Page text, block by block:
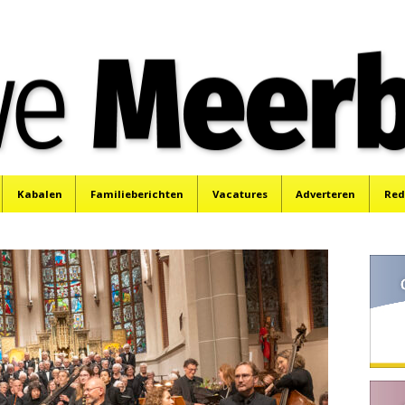
Kabalen Familieberichten Vacatures Adverteren